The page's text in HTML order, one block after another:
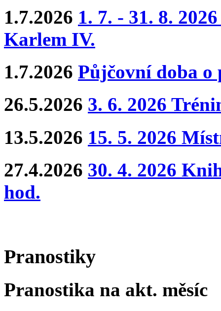
1.7.2026 1. 7. - 31. 8.
Karlem IV.
1.7.2026 Půjčovní doba o
26.5.2026 3. 6. 2026
13.5.2026 15. 5. 2026
27.4.2026 30. 4. 2026
hod.
Pranostiky
Pranostika na akt. měsíc